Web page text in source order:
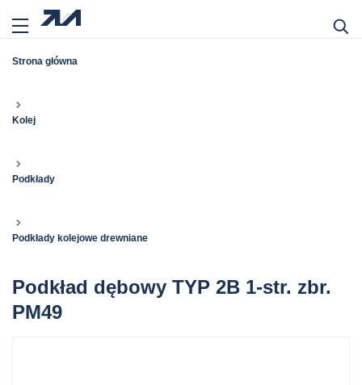
Strona główna
Kolej
Podkłady
Podkłady kolejowe drewniane
Podkład dębowy TYP 2B 1-str. zbr.
PM49